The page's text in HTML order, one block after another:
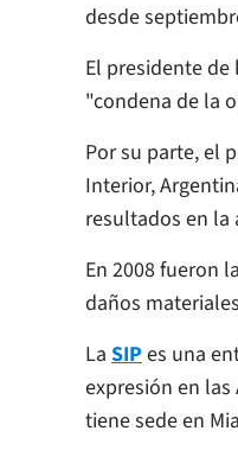
desde
El presidente
"condena de la
Por su parte, el
Interior,
resultados en la
En 2008 fueron
daños
La SIP es una
expresión en
tiene sede en